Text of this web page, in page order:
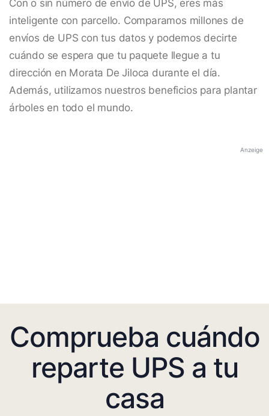
Con o sin número de envío de UPS, eres más
inteligente con parcello. Comparamos millones de
envíos de UPS con tus datos y podemos decirte
cuándo se espera que tu paquete llegue a tu
dirección en Morata De Jiloca durante el día.
Además, utilizamos nuestros beneficios para plantar
árboles en todo el mundo.
Anzeige
Comprueba cuándo
reparte UPS a tu
casa